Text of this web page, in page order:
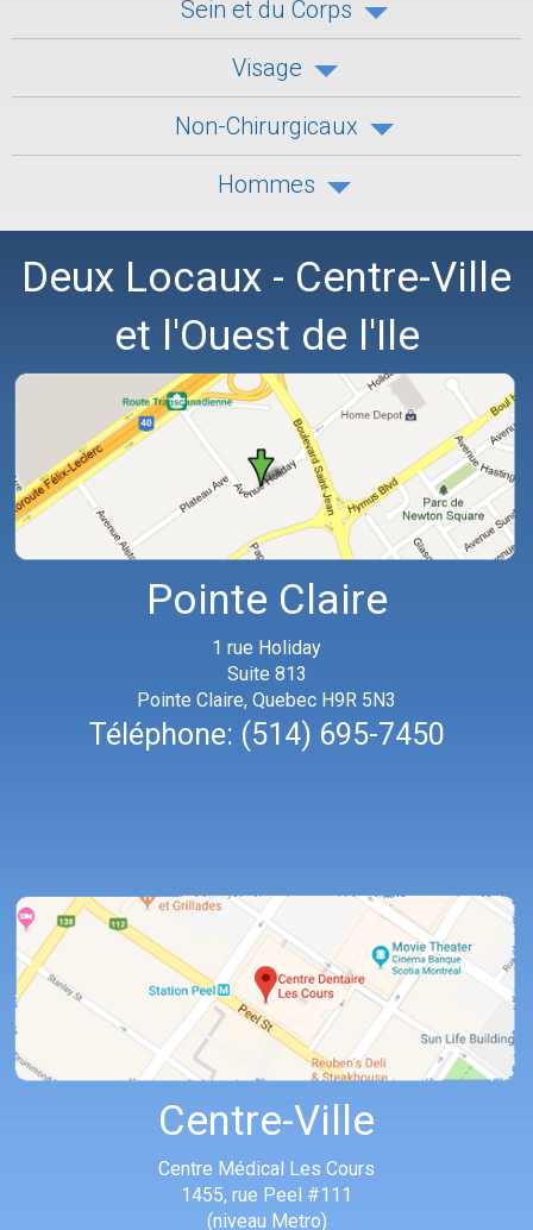
Sein et du Corps
Visage
Non-Chirurgicaux
Hommes
Deux Locaux - Centre-Ville
et l'Ouest de l'Ile
Pointe Claire
1 rue Holiday
Suite 813
Pointe Claire, Quebec H9R 5N3
Téléphone: (514) 695-7450
Centre-Ville
Centre Médical Les Cours
1455, rue Peel #111
(niveau Metro)